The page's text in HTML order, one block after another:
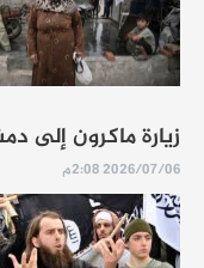
زيارة ماكرون إلى
2026/07/06 2:08م